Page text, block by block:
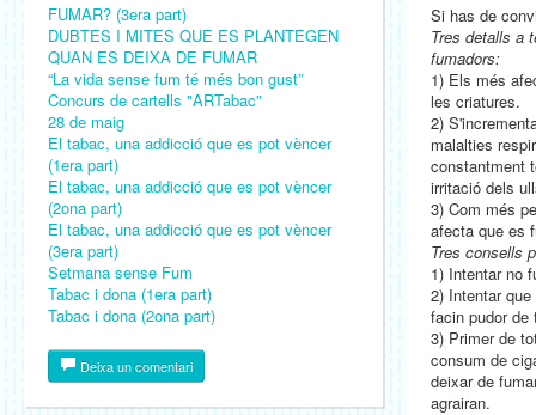
FUMAR? (3era part)
DUBTES I MITES QUE ES PLANTEGEN
QUAN ES DEIXA DE FUMAR
“La vida sense fum té més bon gust”
Concurs de cartells "ARTabac"
28 de maig
El tabac, una addicció que es pot vèncer
(1era part)
El tabac, una addicció que es pot vèncer
(2ona part)
El tabac, una addicció que es pot vèncer
(3era part)
Setmana sense Fum
Tabac i dona (1era part)
Tabac i dona (2ona part)
Deixa un comentari
Si has de
Tres detalls a
fumadors:
1) Els més
les criatures.
2)
malalties
constantment
irritació dels
3) Com més
afecta que es
Tres consells
1) Intentar no
2) Intentar
facin pudor de
3) Primer de
consum de
deixar de
agrairan.